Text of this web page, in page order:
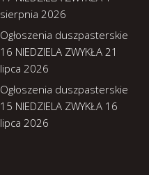
sierpnia 2026
Ogłoszenia duszpasterskie
16 NIEDZIELA ZWYKŁA 21
lipca 2026
Ogłoszenia duszpasterskie
15 NIEDZIELA ZWYKŁA 16
lipca 2026